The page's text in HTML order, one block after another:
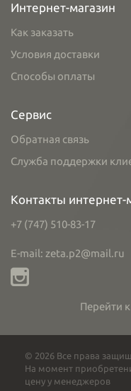
Интернет-магазин
Как заказать
Условия доставки
Способы оплаты
Сервис
Обратная связь
Служба поддержки
Контакты интернет-
+7 (747) 510-83-17
E-mail: zeta.p2@mail.ru
Перейти
© 2026 Все права
На момент
цену у менеджеров